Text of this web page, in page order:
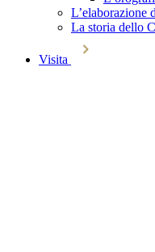
L’elaborazione
La storia dello
Visita